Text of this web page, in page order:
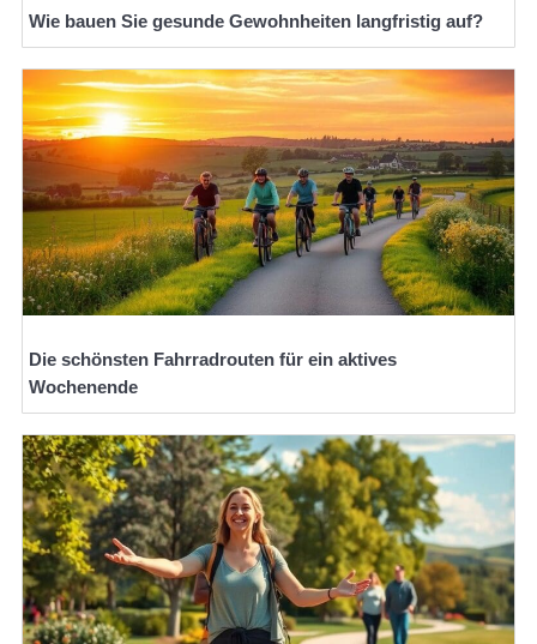
Wie bauen Sie gesunde Gewohnheiten langfristig auf?
Die schönsten Fahrradrouten für ein aktives
Wochenende